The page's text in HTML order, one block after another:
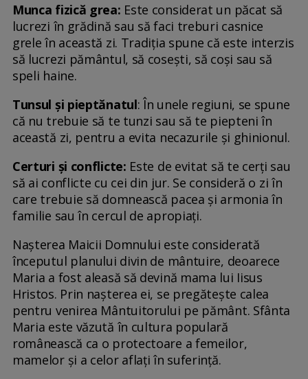
Munca fizică grea: Este considerat un păcat să
lucrezi în grădină sau să faci treburi casnice
grele în această zi. Tradiția spune că este interzis
să lucrezi pământul, să cosești, să coși sau să
speli haine.
Tunsul și pieptănatul: În unele regiuni, se spune
că nu trebuie să te tunzi sau să te piepteni în
această zi, pentru a evita necazurile și ghinionul.
Certuri și conflicte: Este de evitat să te cerți sau
să ai conflicte cu cei din jur. Se consideră o zi în
care trebuie să domnească pacea și armonia în
familie sau în cercul de apropiați.
Nașterea Maicii Domnului este considerată
începutul planului divin de mântuire, deoarece
Maria a fost aleasă să devină mama lui Iisus
Hristos. Prin nașterea ei, se pregătește calea
pentru venirea Mântuitorului pe pământ. Sfânta
Maria este văzută în cultura populară
românească ca o protectoare a femeilor,
mamelor și a celor aflați în suferință.